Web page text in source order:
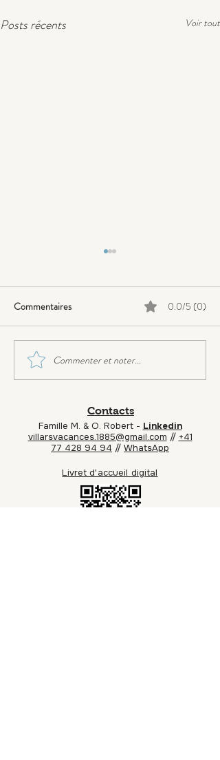
Posts récents Voir tout
Petite visite à ChamoDisney
(balançAIR) !
Commentaires 0.0/5 (0)
Commenter et noter...
Contacts
Famille M. & O. Robert - Linkedin
villarsvacances.1885@gmail.com // +41
77 428 94 94 // WhatsApp
Livret d'accueil digital